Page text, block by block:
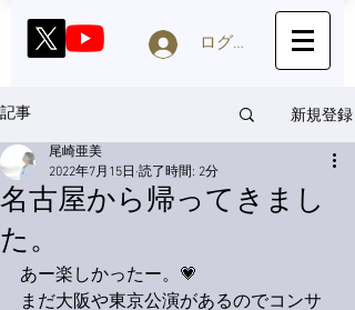
ログイン
記事 新規登録
名古屋から帰ってきまし
た。
尾崎亜美
2022年7月15日 読了時間: 2分
あー楽しかったー。💗
まだ大阪や東京公演があるのでコンサ